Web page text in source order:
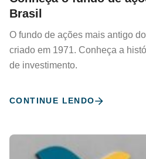
Brasil
O fundo de ações mais antigo
criado em 1971. Conheça a
de investimento.
CONTINUE LENDO